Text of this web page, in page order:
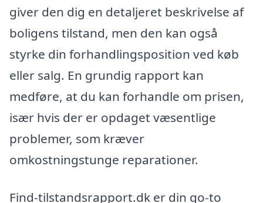
giver den dig en detaljeret beskrivelse af
boligens tilstand, men den kan også
styrke din forhandlingsposition ved køb
eller salg. En grundig rapport kan
medføre, at du kan forhandle om prisen,
især hvis der er opdaget væsentlige
problemer, som kræver
omkostningstunge reparationer.
Find-tilstandsrapport.dk er din go-to